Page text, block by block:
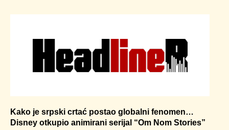
Kako je srpski crtać postao globalni fenomen…
Disney otkupio animirani serijal “Om Nom Stories”